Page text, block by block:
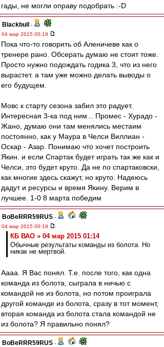
гады, не могли оправу подобрать :-D
Blackbull
-
04 мар 2015 00:19
Пока что-то говорить об Аленичеве как о
тренере рано. Обсерать думаю не стоит тоже.
Просто нужно подождать годика 3, что из него
вырастет. а там уже можно делать выводы о
его будущем.
Мовс к старту сезона забил это радует.
Интересная 3-ка под ним... Промес - Хурадо -
Жано, думаю они там менялись местаим
постоянно, как у Маура в Челси Виллиан -
Оскар - Азар. Понимаю что хочет построить
Якин. и если Спартак будет играть так же как и
Челси, это будет круто. Да не по спартаковски,
как многие здесь скажут, но круто. Надеюсь
дадут и ресурсы и время Якину. Верим в
лучшее. 1-0 8 марта победим
BoBeRRR59RUS -
04 мар 2015 00:19
КБ ВАО » 04 мар 2015 01:14
Обычные результаты команды из болота. Но
никак не мертвой.
Аааа. Я Вас понял. Т.е. после того, как одна
команда из болота, сыграла в ничью с
командой не из болота, но потом проиграла
другой команде из болота, сразу в тот момент,
вторая команда из болота стала командой не
из болота? Я правильно понял?
BoBeRRR59RUS -